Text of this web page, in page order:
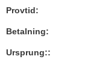
Provtid:
Betalning:
Ursprung::